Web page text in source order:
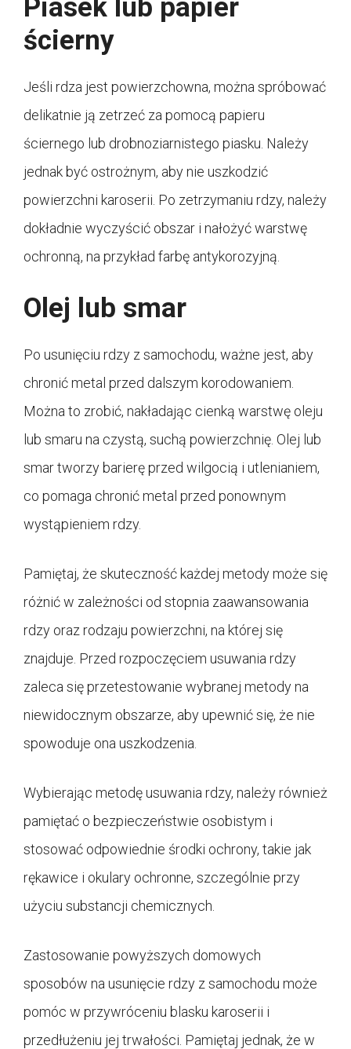
Piasek lub papier
ścierny
Jeśli rdza jest powierzchowna, można spróbować
delikatnie ją zetrzeć za pomocą papieru
ściernego lub drobnoziarnistego piasku. Należy
jednak być ostrożnym, aby nie uszkodzić
powierzchni karoserii. Po zetrzymaniu rdzy, należy
dokładnie wyczyścić obszar i nałożyć warstwę
ochronną, na przykład farbę antykorozyjną.
Olej lub smar
Po usunięciu rdzy z samochodu, ważne jest, aby
chronić metal przed dalszym korodowaniem.
Można to zrobić, nakładając cienką warstwę oleju
lub smaru na czystą, suchą powierzchnię. Olej lub
smar tworzy barierę przed wilgocią i utlenianiem,
co pomaga chronić metal przed ponownym
wystąpieniem rdzy.
Pamiętaj, że skuteczność każdej metody może się
różnić w zależności od stopnia zaawansowania
rdzy oraz rodzaju powierzchni, na której się
znajduje. Przed rozpoczęciem usuwania rdzy
zaleca się przetestowanie wybranej metody na
niewidocznym obszarze, aby upewnić się, że nie
spowoduje ona uszkodzenia.
Wybierając metodę usuwania rdzy, należy również
pamiętać o bezpieczeństwie osobistym i
stosować odpowiednie środki ochrony, takie jak
rękawice i okulary ochronne, szczególnie przy
użyciu substancji chemicznych.
Zastosowanie powyższych domowych
sposobów na usunięcie rdzy z samochodu może
pomóc w przywróceniu blasku karoserii i
przedłużeniu jej trwałości. Pamiętaj jednak, że w